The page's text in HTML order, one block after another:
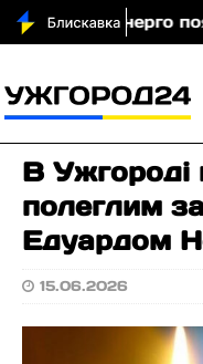
В Ужгороді
полеглим
Едуардом
15.06.2026